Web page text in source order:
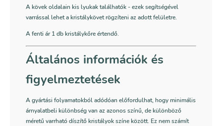
A kövek oldalain kis lyukak találhatók - ezek segítségével
varrással lehet a kristálykövet rögzíteni az adott felületre.
A fenti ár 1 db kristálykőre értendő.
Általános információk és
figyelmeztetések
A gyártási folyamatokból adódóan előfordulhat, hogy minimális
árnyalatbeli különbség van az azonos színű, de különböző
méretű varrható díszítő kristályok színe között. Ez nem számít